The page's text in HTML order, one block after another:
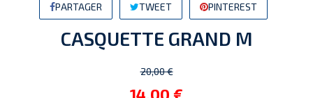
PARTAGER TWEET PINTEREST
CASQUETTE GRAND M
20,00 €
14,00 €